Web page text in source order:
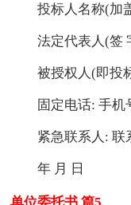
投标人名称(加
法定代表人(签
被授权人(即投
固定电话: 手机
紧急联系人: 联
年 月 日
单位委托书 篇5